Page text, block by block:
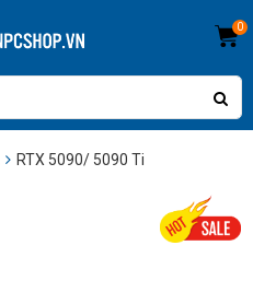
0
RTX 5090/ 5090 Ti